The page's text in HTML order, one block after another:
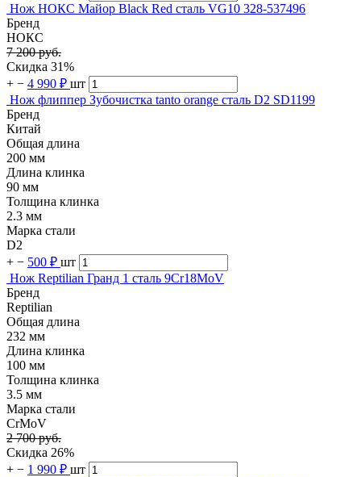
Нож НОКС Майор Black Red сталь VG10 328-537496
Бренд
НОКС
7 200 руб.
Скидка 31%
+ − 4 990 ₽ шт
Нож флиппер Зубочистка tanto orange сталь D2 SD1199
Бренд
Китай
Общая длина
200 мм
Длина клинка
90 мм
Толщина клинка
2.3 мм
Марка стали
D2
+ − 500 ₽ шт
Нож Reptilian Гранд 1 сталь 9Cr18MoV
Бренд
Reptilian
Общая длина
232 мм
Длина клинка
100 мм
Толщина клинка
3.5 мм
Марка стали
CrMoV
2 700 руб.
Скидка 26%
+ − 1 990 ₽ шт